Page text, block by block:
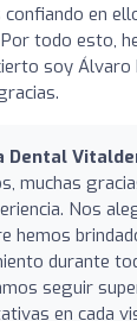
en
todo esto,
soy Álvaro
Dental
muchas
Nos
hemos
durante
seguir
en cada